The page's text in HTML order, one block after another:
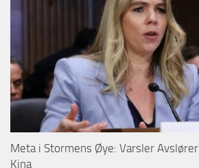
Meta i Stormens Øye: Varsler
Kina